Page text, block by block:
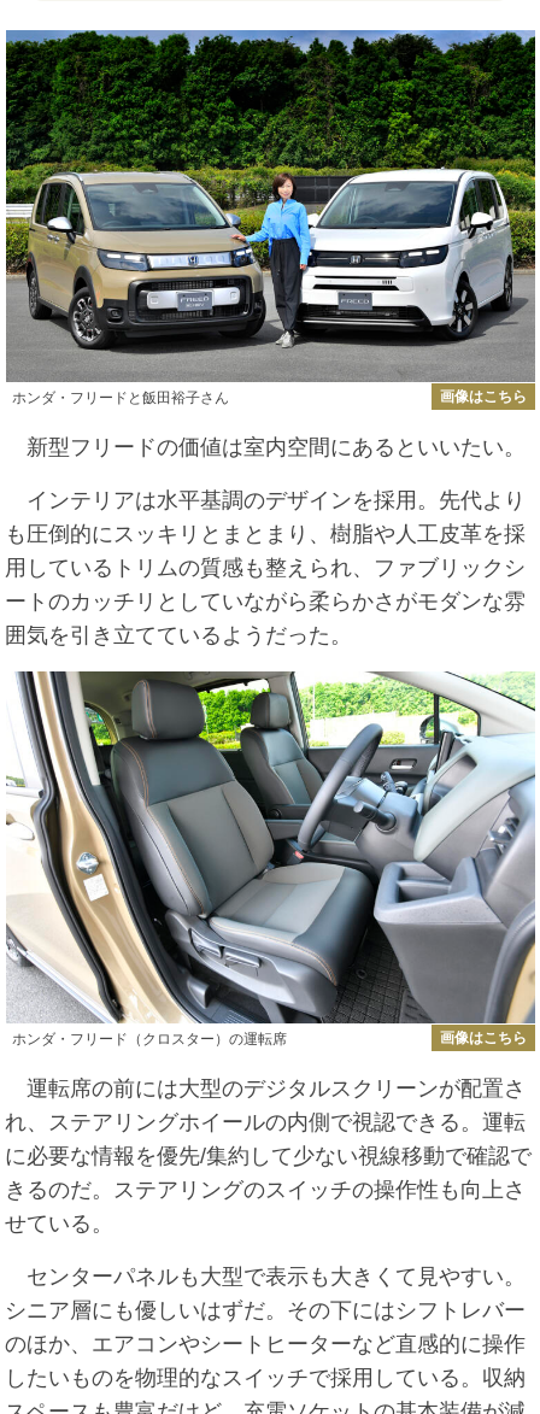
ホンダ・フリードと飯田裕子さん 画像はこちら
新型フリードの価値は室内空間にあるといいたい。
インテリアは水平基調のデザインを採用。先代より
も圧倒的にスッキリとまとまり、樹脂や人工皮革を採
用しているトリムの質感も整えられ、ファブリックシ
ートのカッチリとしていながら柔らかさがモダンな雰
囲気を引き立てているようだった。
ホンダ・フリード（クロスター）の運転席 画像はこちら
運転席の前には大型のデジタルスクリーンが配置さ
れ、ステアリングホイールの内側で視認できる。運転
に必要な情報を優先/集約して少ない視線移動で確認で
きるのだ。ステアリングのスイッチの操作性も向上さ
せている。
センターパネルも大型で表示も大きくて見やすい。
シニア層にも優しいはずだ。その下にはシフトレバー
のほか、エアコンやシートヒーターなど直感的に操作
したいものを物理的なスイッチで採用している。収納